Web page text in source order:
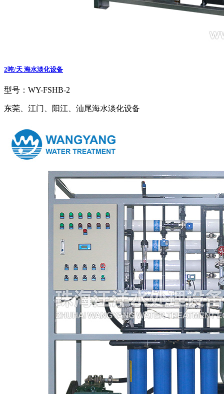
2吨/天 海水淡化设备
型号：WY-FSHB-2
东莞、江门、阳江、汕尾海水淡化设备